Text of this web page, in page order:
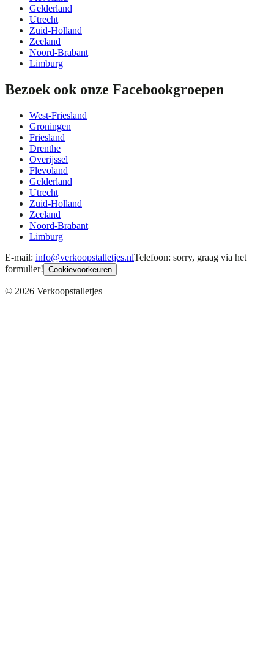
Gelderland
Utrecht
Zuid-Holland
Zeeland
Noord-Brabant
Limburg
Bezoek ook onze Facebookgroepen
West-Friesland
Groningen
Friesland
Drenthe
Overijssel
Flevoland
Gelderland
Utrecht
Zuid-Holland
Zeeland
Noord-Brabant
Limburg
E-mail: info@verkoopstalletjes.nlTelefoon: sorry, graag via het
formulier! Cookievoorkeuren
© 2026 Verkoopstalletjes